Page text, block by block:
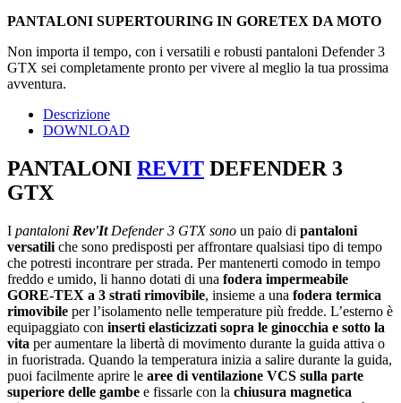
PANTALONI SUPERTOURING IN GORETEX DA MOTO
Non importa il tempo, con i versatili e robusti pantaloni Defender 3
GTX sei completamente pronto per vivere al meglio la tua prossima
avventura.
Descrizione
DOWNLOAD
PANTALONI REVIT DEFENDER 3
GTX
I pantaloni Rev'ItDefender 3 GTX sono un paio di pantaloni
versatili che sono predisposti per affrontare qualsiasi tipo di tempo
che potresti incontrare per strada. Per mantenerti comodo in tempo
freddo e umido, li hanno dotati di una fodera impermeabile
GORE-TEX a 3 strati rimovibile, insieme a una fodera termica
rimovibile per l’isolamento nelle temperature più fredde. L’esterno è
equipaggiato con inserti elasticizzati sopra le ginocchia e sotto la
vita per aumentare la libertà di movimento durante la guida attiva o
in fuoristrada. Quando la temperatura inizia a salire durante la guida,
puoi facilmente aprire le aree di ventilazione VCS sulla parte
superiore delle gambe e fissarle con la chiusura magnetica